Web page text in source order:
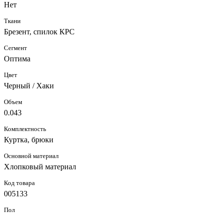
Нет
Ткани
Брезент, спилок КРС
Сегмент
Оптима
Цвет
Черный / Хаки
Объем
0.043
Комплектность
Куртка, брюки
Основной материал
Хлопковый материал
Код товара
005133
Пол